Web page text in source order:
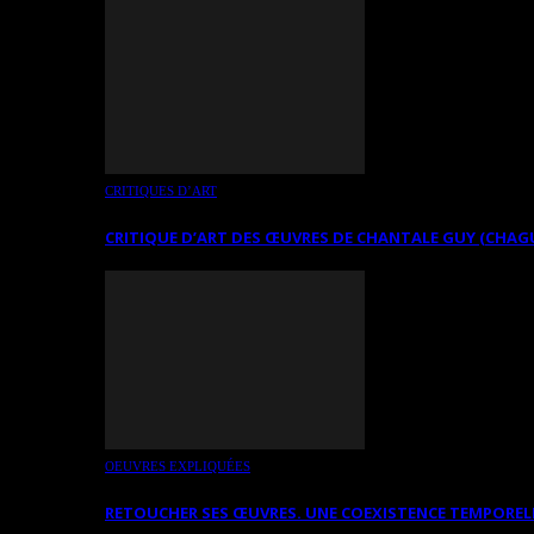
CRITIQUES D’ART
CRITIQUE D’ART DES ŒUVRES DE CHANTALE GUY
OEUVRES EXPLIQUÉES
RETOUCHER SES ŒUVRES. UNE COEXISTENCE